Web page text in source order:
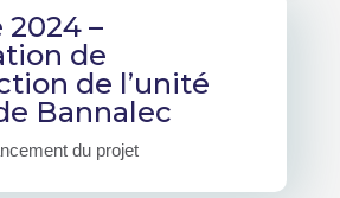
–
de
de l’unité
Bannalec
du projet